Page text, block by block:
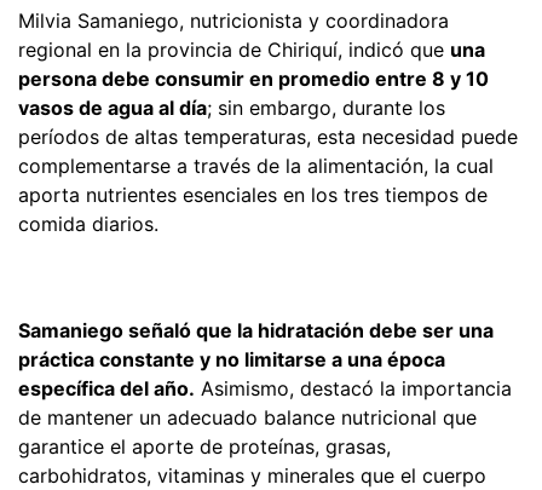
Milvia Samaniego, nutricionista y coordinadora
regional en la provincia de Chiriquí, indicó que una
persona debe consumir en promedio entre 8 y 10
vasos de agua al día; sin embargo, durante los
períodos de altas temperaturas, esta necesidad puede
complementarse a través de la alimentación, la cual
aporta nutrientes esenciales en los tres tiempos de
comida diarios.
Samaniego señaló que la hidratación debe ser una
práctica constante y no limitarse a una época
específica del año. Asimismo, destacó la importancia
de mantener un adecuado balance nutricional que
garantice el aporte de proteínas, grasas,
carbohidratos, vitaminas y minerales que el cuerpo